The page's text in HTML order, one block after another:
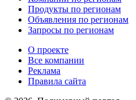
Продукты по регионам
Объявления по регионам
Запросы по регионам
О проекте
Все компании
Реклама
Правила сайта